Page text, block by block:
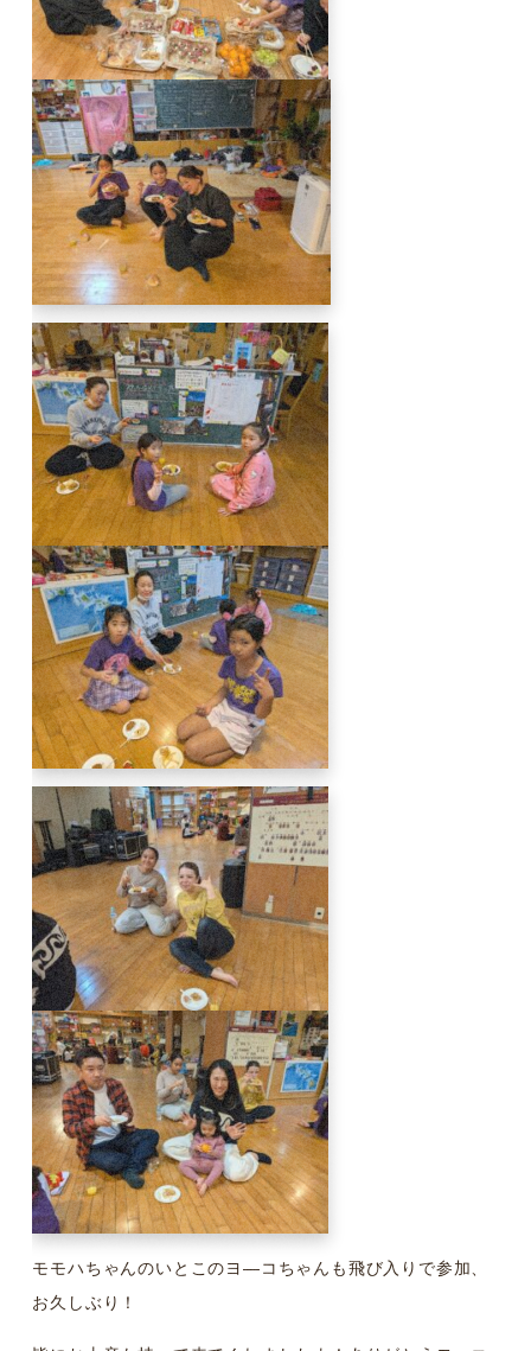
モモハちゃんのいとこのヨ―コちゃんも飛び入りで参加、
お久しぶり！